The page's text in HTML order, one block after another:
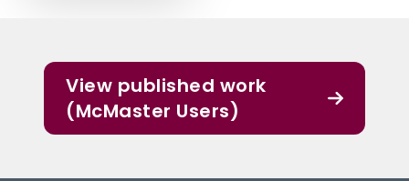
View published work
(McMaster Users)